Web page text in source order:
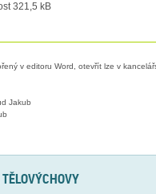
321,5 kB
v editoru Word, otevřít lze v
Jakub